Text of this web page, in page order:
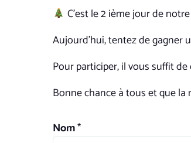
C’est le 2 ième jour de
Aujourd’hui, tentez de gagner
Pour participer, il vous suffit
Bonne chance à tous et que
Nom*